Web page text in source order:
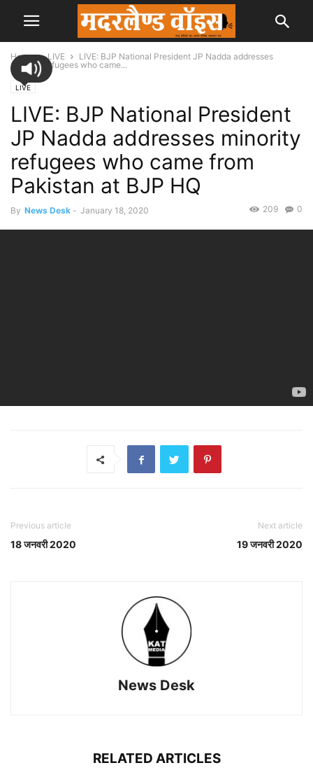
Home LIVE
LIVE: BJP National President JP Nadda addresses
minority refugees who came...
LIVE
LIVE: BJP National President
JP Nadda addresses minority
refugees who came from
Pakistan at BJP HQ
By News Desk - January 18, 2020 0
209
Previous article
18 जनवरी 2020
Next article
19 जनवरी 2020
News Desk
RELATED ARTICLES